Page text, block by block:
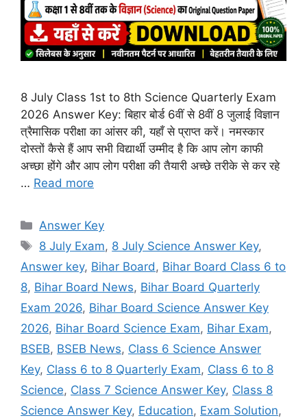
8 July Class 1st to 8th Science Quarterly Exam
2026 Answer Key: बिहार बोर्ड 6वीं से 8वीं 8 जुलाई विज्ञान
त्रैमासिक परीक्षा का आंसर की, यहाँ से प्राप्त करें। नमस्कार
दोस्तों कैसे हैं आप सभी विद्यार्थी उम्मीद है कि आप लोग काफी
अच्छा होंगे और आप लोग परीक्षा की तैयारी अच्छे तरीके से कर रहे
… Read more
Categories
Answer Key
Tags
8 July Exam, 8 July Science Answer Key,
Answer key, Bihar Board , Bihar Board Class 6 to
8, Bihar Board News, Bihar Board Quarterly
Exam 2026, Bihar Board Science Answer Key
2026, Bihar Board Science Exam, Bihar Exam,
BSEB, BSEB News, Class 6 Science Answer
Key, Class 6 to 8 Quarterly Exam, Class 6 to 8
Science, Class 7 Science Answer Key, Class 8
Science Answer Key, Education, Exam Solution,